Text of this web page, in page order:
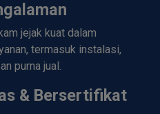
jejak kuat dalam
termasuk instalasi,
purna jual.
& Bersertifikat